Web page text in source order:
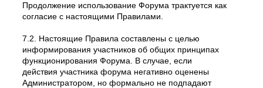
Продолжение использование Форума трактуется как
согласие с настоящими Правилами.
7.2. Настоящие Правила составлены с целью
информирования участников об общих принципах
функционирования Форума. В случае, если
действия участника форума негативно оценены
Администратором, но формально не подпадают